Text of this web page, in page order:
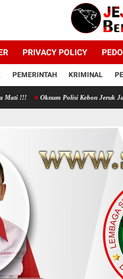
PRIVACY POLICY
PEMERINTAH KRIMINAL
Oknum Polisi Kebon Jeruk Jadi Backing